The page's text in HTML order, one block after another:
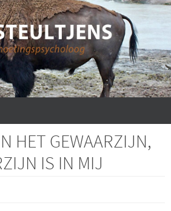
HET GEWAARZIJN,
IS IN MIJ